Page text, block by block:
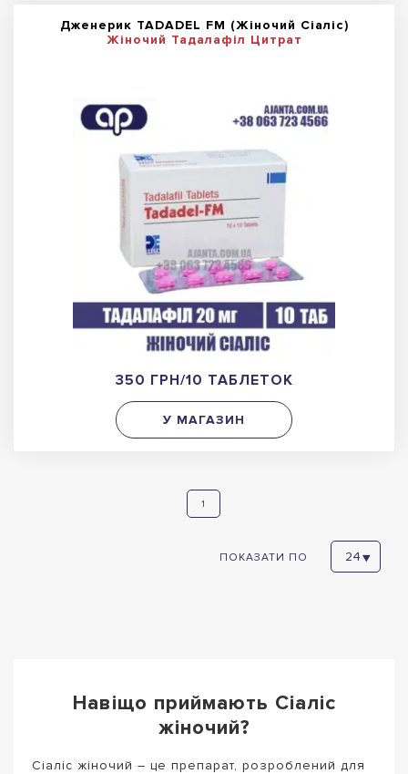
Дженерик TADADEL FM (Жіночий Сіаліс)
Жіночий Тадалафіл Цитрат
350 ГРН/10 ТАБЛЕТОК
У МАГАЗИН
1
ПОКАЗАТИ ПО
Навіщо приймають Сіаліс
жіночий?
Сіаліс жіночий – це препарат, розроблений для